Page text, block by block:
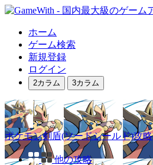
ホーム
ゲーム検索
新規登録
ログイン
2カラム 3カラム
ポケモン剣盾(ソードシールド)攻略
他の攻略